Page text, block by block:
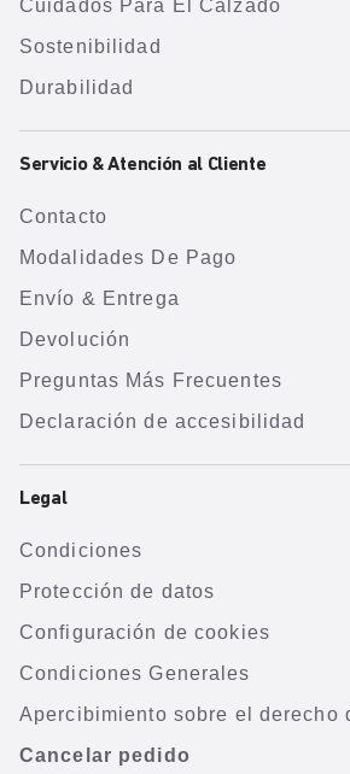
Cuidados Para El Calzado
Sostenibilidad
Durabilidad
Servicio & Atención al Cliente
Contacto
Modalidades De Pago
Envío & Entrega
Devolución
Preguntas Más Frecuentes
Declaración de accesibilidad
Legal
Condiciones
Protección de datos
Configuración de cookies
Condiciones Generales
Apercibimiento sobre el derecho
Cancelar pedido